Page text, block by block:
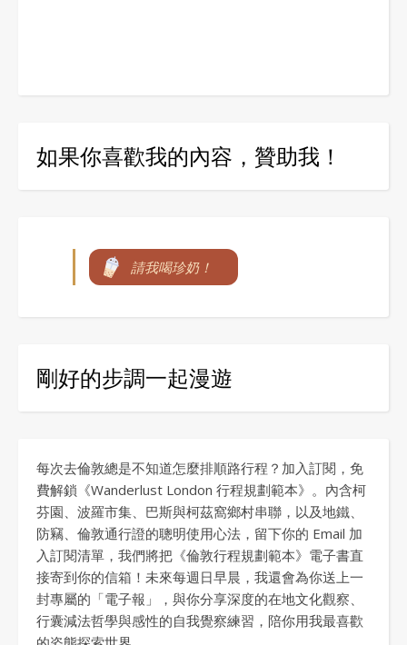
如果你喜歡我的內容，贊助我！
請我喝珍奶！
剛好的步調一起漫遊
每次去倫敦總是不知道怎麼排順路行程？加入訂閱，免
費解鎖《Wanderlust London 行程規劃範本》。內含柯
芬園、波羅市集、巴斯與柯茲窩鄉村串聯，以及地鐵、
防竊、倫敦通行證的聰明使用心法，留下你的 Email 加
入訂閱清單，我們將把《倫敦行程規劃範本》電子書直
接寄到你的信箱！未來每週日早晨，我還會為你送上一
封專屬的「電子報」，與你分享深度的在地文化觀察、
行囊減法哲學與感性的自我覺察練習，陪你用我最喜歡